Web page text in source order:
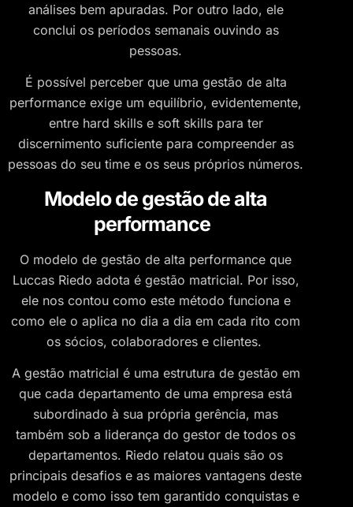
análises bem apuradas. Por outro lado, ele
conclui os períodos semanais ouvindo as
pessoas.
É possível perceber que uma gestão de alta
performance exige um equilíbrio, evidentemente,
entre hard skills e soft skills para ter
discernimento suficiente para compreender as
pessoas do seu time e os seus próprios números.
Modelo de gestão de alta
performance
O modelo de gestão de alta performance que
Luccas Riedo adota é gestão matricial. Por isso,
ele nos contou como este método funciona e
como ele o aplica no dia a dia em cada rito com
os sócios, colaboradores e clientes.
A gestão matricial é uma estrutura de gestão em
que cada departamento de uma empresa está
subordinado à sua própria gerência, mas
também sob a liderança do gestor de todos os
departamentos. Riedo relatou quais são os
principais desafios e as maiores vantagens deste
modelo e como isso tem garantido conquistas e